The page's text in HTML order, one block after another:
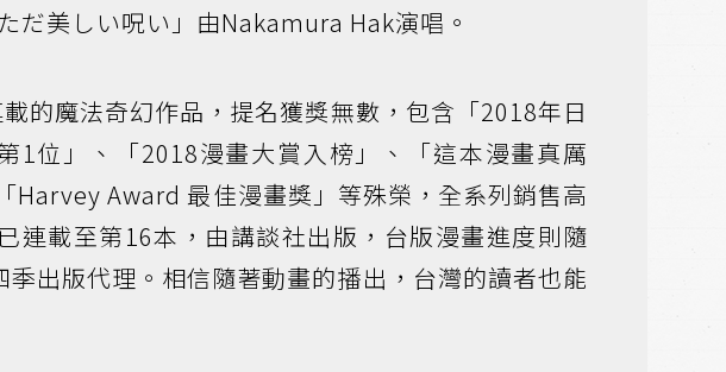
だ美しい呪い」由Nakamura Hak演唱。
的魔法奇幻作品，提名獲獎無數，包含「2018年日
1位」、「2018漫畫大賞入榜」、「這本漫畫真厲
Harvey Award 最佳漫畫獎」等殊榮，全系列銷售高
連載至第16本，由講談社出版，台版漫畫進度則隨
出版代理。相信隨著動畫的播出，台灣的讀者也能